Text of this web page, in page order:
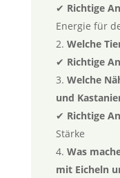
✔ Richtige
Energie für
Welche
✔ Richtige
Welche
und
✔ Richtige
Stärke
Was
mit Eicheln